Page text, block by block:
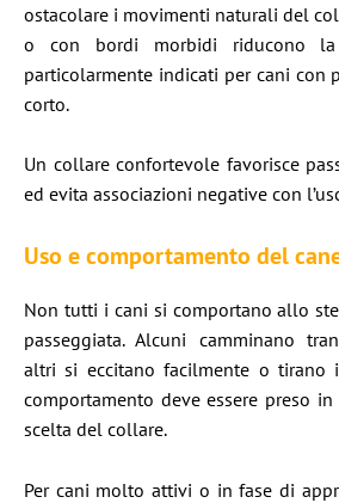
ostacolare i movimenti naturali del
o con bordi morbidi riducono
particolarmente indicati per cani con
corto.
Un collare confortevole favorisce
ed evita associazioni negative con
Uso e comportamento del
Non tutti i cani si comportano allo
passeggiata. Alcuni camminano
altri si eccitano facilmente o tirano
comportamento deve essere preso
scelta del collare.
Per cani molto attivi o in fase di